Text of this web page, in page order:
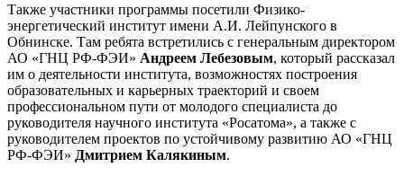
Также участники программы посетили Физико-
энергетический институт имени А.И. Лейпунского в
Обнинске. Там ребята встретились с генеральным директором
АО «ГНЦ РФ-ФЭИ» Андреем Лебезовым, который рассказал
им о деятельности института, возможностях построения
образовательных и карьерных траекторий и своем
профессиональном пути от молодого специалиста до
руководителя научного института «Росатома», а также с
руководителем проектов по устойчивому развитию АО «ГНЦ
РФ-ФЭИ» Дмитрием Калякиным.